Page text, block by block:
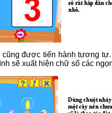
được tiến hành tương
sẽ xuất hiện chữ số các